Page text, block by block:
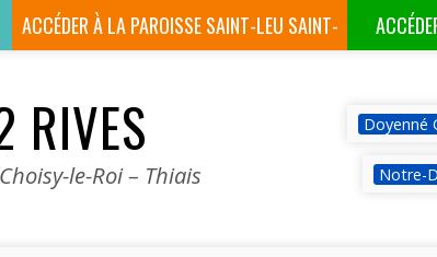
ACCÉDER À LAPAROISSE SAINT-LEU SAINT-
RIVES
le-Roi – Thiais
Doyenné
Notre-